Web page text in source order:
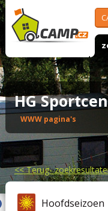
HG
WWW pagina's
<<Terug-
Hoofdseizoen